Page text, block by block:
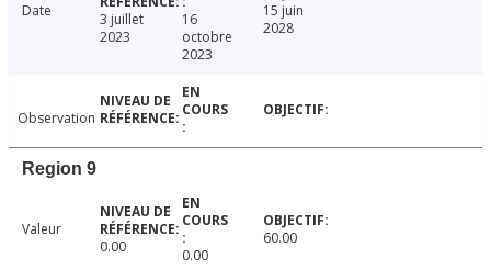
Date
3 juillet
2023
16
octobre
2023
15 juin
2028
Observation
Region 9
Valeur
0.00
0.00
60.00